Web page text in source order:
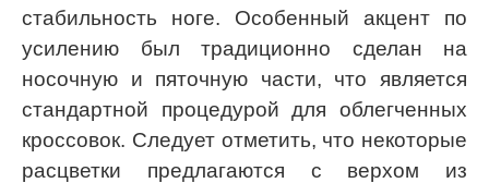
стабильность ноге. Особенный акцент по
усилению был традиционно сделан на
носочную и пяточную части, что является
стандартной процедурой для облегченных
кроссовок. Следует отметить, что некоторые
расцветки предлагаются с верхом из